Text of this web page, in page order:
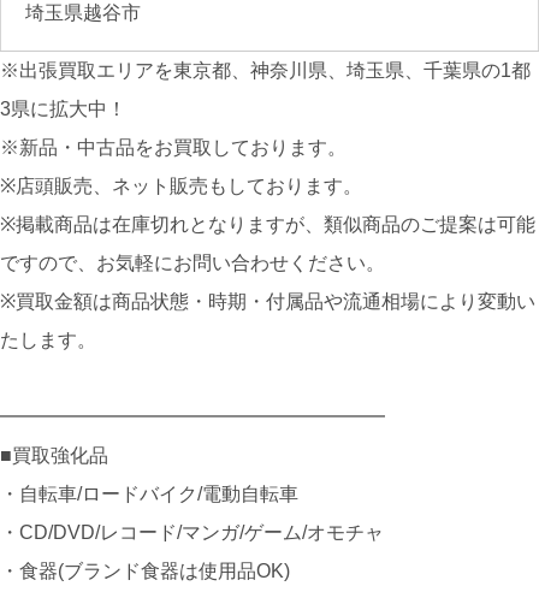
埼玉県越谷市
※出張買取エリアを東京都、神奈川県、埼玉県、千葉県の1都
3県に拡大中！
※新品・中古品をお買取しております。
※店頭販売、ネット販売もしております。
※掲載商品は在庫切れとなりますが、類似商品のご提案は可能
ですので、お気軽にお問い合わせください。
※買取金額は商品状態・時期・付属品や流通相場により変動い
たします。
━━━━━━━━━━━━━━━━━━━━
■買取強化品
・自転車/ロードバイク/電動自転車
・CD/DVD/レコード/マンガ/ゲーム/オモチャ
・食器(ブランド食器は使用品OK)